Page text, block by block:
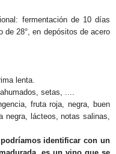
fermentación de 10 días
de 28°, en depósitos de acero
lenta.
setas, ....
fruta roja, negra, buen
negra, lácteos, notas salinas,
identificar con un